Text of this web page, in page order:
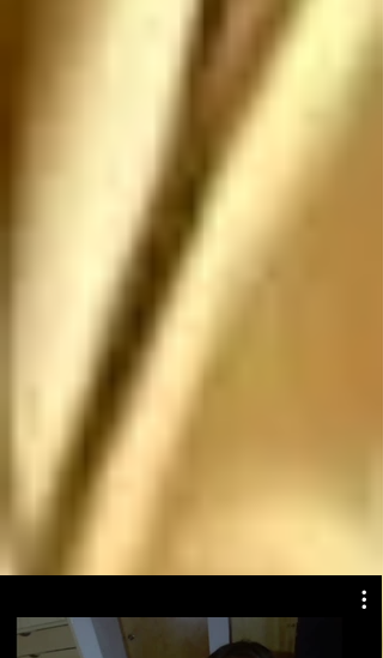
SUS propias
construcciones
paradójicas que son
más grandes de lo que
piensan
Atentamente: Satanás